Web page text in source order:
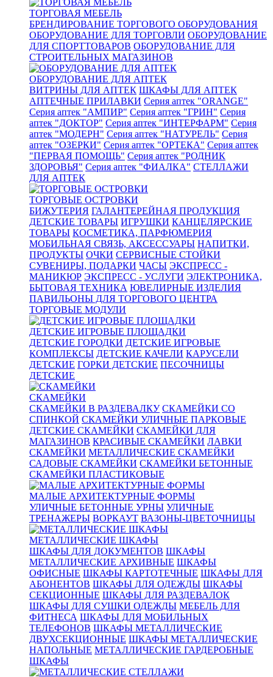
ТОРГОВАЯ МЕБЕЛЬ
БРЕНДИРОВАНИЕ ТОРГОВОГО ОБОРУДОВАНИЯ
ОБОРУДОВАНИЕ ДЛЯ ТОРГОВЛИ ОБОРУДОВАНИЕ
ДЛЯ СПОРТТОВАРОВ ОБОРУДОВАНИЕ ДЛЯ
СТРОИТЕЛЬНЫХ МАГАЗИНОВ
ОБОРУДОВАНИЕ ДЛЯ АПТЕК
ВИТРИНЫ ДЛЯ АПТЕК ШКАФЫ ДЛЯ АПТЕК
АПТЕЧНЫЕ ПРИЛАВКИ Серия аптек "ORANGE"
Серия аптек "АМПИР" Серия аптек "ГРИН" Серия
аптек "ДОКТОР" Серия аптек "ИНТЕРФАРМ" Серия
аптек "МОДЕРН" Серия аптек "НАТУРЕЛЬ" Серия
аптек "ОЗЕРКИ" Серия аптек "ОРТЕКА" Серия аптек
"ПЕРВАЯ ПОМОЩЬ" Серия аптек "РОДНИК
ЗДОРОВЬЯ" Серия аптек "ФИАЛКА" СТЕЛЛАЖИ
ДЛЯ АПТЕК
ТОРГОВЫЕ ОСТРОВКИ
БИЖУТЕРИЯ ГАЛАНТЕРЕЙНАЯ ПРОДУКЦИЯ
ДЕТСКИЕ ТОВАРЫ ИГРУШКИ КАНЦЕЛЯРСКИЕ
ТОВАРЫ КОСМЕТИКА, ПАРФЮМЕРИЯ
МОБИЛЬНАЯ СВЯЗЬ, АКСЕССУАРЫ НАПИТКИ,
ПРОДУКТЫ ОЧКИ СЕРВИСНЫЕ СТОЙКИ
СУВЕНИРЫ, ПОДАРКИ ЧАСЫ ЭКСПРЕСС -
МАНИКЮР ЭКСПРЕСС - УСЛУГИ ЭЛЕКТРОНИКА,
БЫТОВАЯ ТЕХНИКА ЮВЕЛИРНЫЕ ИЗДЕЛИЯ
ПАВИЛЬОНЫ ДЛЯ ТОРГОВОГО ЦЕНТРА
ТОРГОВЫЕ МОДУЛИ
ДЕТСКИЕ ИГРОВЫЕ ПЛОЩАДКИ
ДЕТСКИЕ ГОРОДКИ ДЕТСКИЕ ИГРОВЫЕ
КОМПЛЕКСЫ ДЕТСКИЕ КАЧЕЛИ КАРУСЕЛИ
ДЕТСКИЕ ГОРКИ ДЕТСКИЕ ПЕСОЧНИЦЫ
ДЕТСКИЕ
СКАМЕЙКИ
СКАМЕЙКИ В РАЗДЕВАЛКУ СКАМЕЙКИ СО
СПИНКОЙ СКАМЕЙКИ УЛИЧНЫЕ ПАРКОВЫЕ
ДЕТСКИЕ СКАМЕЙКИ СКАМЕЙКИ ДЛЯ
МАГАЗИНОВ КРАСИВЫЕ СКАМЕЙКИ ЛАВКИ
СКАМЕЙКИ МЕТАЛЛИЧЕСКИЕ СКАМЕЙКИ
САДОВЫЕ СКАМЕЙКИ СКАМЕЙКИ БЕТОННЫЕ
СКАМЕЙКИ ПЛАСТИКОВЫЕ
МАЛЫЕ АРХИТЕКТУРНЫЕ ФОРМЫ
УЛИЧНЫЕ БЕТОННЫЕ УРНЫ УЛИЧНЫЕ
ТРЕНАЖЕРЫ ВОРКАУТ ВАЗОНЫ-ЦВЕТОЧНИЦЫ
МЕТАЛЛИЧЕСКИЕ ШКАФЫ
ШКАФЫ ДЛЯ ДОКУМЕНТОВ ШКАФЫ
МЕТАЛЛИЧЕСКИЕ АРХИВНЫЕ ШКАФЫ
ОФИСНЫЕ ШКАФЫ КАРТОТЕЧНЫЕ ШКАФЫ ДЛЯ
АБОНЕНТОВ ШКАФЫ ДЛЯ ОДЕЖДЫ ШКАФЫ
СЕКЦИОННЫЕ ШКАФЫ ДЛЯ РАЗДЕВАЛОК
ШКАФЫ ДЛЯ СУШКИ ОДЕЖДЫ МЕБЕЛЬ ДЛЯ
ФИТНЕСА ШКАФЫ ДЛЯ МОБИЛЬНЫХ
ТЕЛЕФОНОВ ШКАФЫ МЕТАЛЛИЧЕСКИЕ
ДВУХСЕКЦИОННЫЕ ШКАФЫ МЕТАЛЛИЧЕСКИЕ
НАПОЛЬНЫЕ МЕТАЛЛИЧЕСКИЕ ГАРДЕРОБНЫЕ
ШКАФЫ